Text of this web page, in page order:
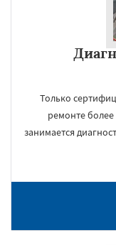
Только
ремонте
занимается